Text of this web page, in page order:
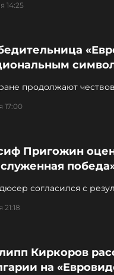
14:25
продолжают
17:00
Пригожин
согласился с
21:18
Киркоров
на